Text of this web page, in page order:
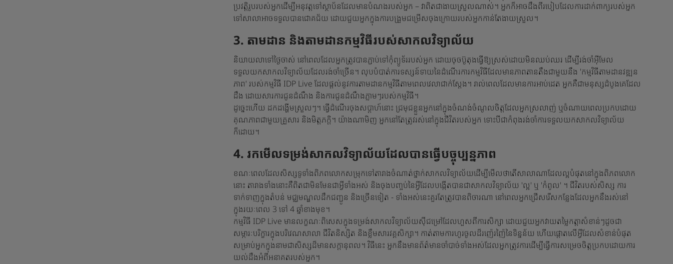
ប្រវត្តិរូប​របស់​អ្នក​ដើម្បី​អនុវត្ត​ទៅ​ស្ថាប័ន​ដែល​មាន​បំណង​របស់​អ្នក – វា​ពិត​ជា​ងាយ​ស្រួល​ណាស់។ អ្នកក៏អាចដឹងពីរបៀបដែលការដាក់ពាក្យរបស់អ្នក
ទៅសាលាអាចទទួលបានជោគជ័យ ដោយជួយអ្នកក្នុងការបង្រួមជម្រើសចុងក្រោយរបស់អ្នកកាន់តែងាយស្រួល។
3. តាមដាន និងតាមដានកម្មវិធីរបស់សាកលវិទ្យាល័យ
និយាយលាទៅថ្ងៃចាស់ នៅពេលដែលអ្នកត្រូវបានភ្ជាប់ទៅកុំព្យូទ័ររបស់អ្នក ដោយចុចប៊ូតុងធ្វើឱ្យស្រស់ដោយមិនឈប់ឈរ ដើម្បីរង់ចាំអ៊ីមែល
ទទួលយកសាកលវិទ្យាល័យដែលរង់ចាំច្រើន។ លុបបំបាត់ការទស្សន៍ទាយនៃដំណើរការកម្មវិធីដែលមានភាពតានតឹងជាមួយនឹង 'កម្មវិធីតាមដានវឌ្ឍន
ភាព' របស់កម្មវិធី IDP Live ដែលផ្តល់នូវការតាមដានកម្មវិធីតាមពេលវេលាជាក់ស្តែង។ រាល់ពេលដែលមានការអាប់ដេត អ្នកគឺជាមនុស្សដំបូងគេដែល
ដឹង ដោយសារការជូនដំណឹង និងការជូនដំណឹងភ្លាមៗរបស់កម្មវិធី។
ដូច្នេះ​ហើយ ដកដង្ហើម​ស្រួលៗ។ ធ្វើដំណើរចុងសប្តាហ៍នោះ ជ្រមុជខ្លួនអ្នកនៅក្នុងចំណង់ចំណូលចិត្តដែលអ្នកស្រលាញ់ ឬចំណាយពេលប្រកបដោយ
គុណភាពជាមួយគ្រួសារ និងមិត្តភក្តិ។ យ៉ាងណាមិញ អ្នកនៅតែត្រូវរស់នៅក្នុងជីវិតរបស់អ្នក ទោះបីជាកំពុងរង់ចាំការទទួលយកសាកលវិទ្យាល័យ
ក៏ដោយ។
4. រកមើលទម្រង់សាកលវិទ្យាល័យដែលបានធ្វើបច្ចុប្បន្នភាព
ខណៈពេលដែលសិស្សទូទាំងពិភពលោកសម្រុកទៅតារាងចំណាត់ថ្នាក់សាកលវិទ្យាល័យដើម្បីមើលថាតើសាលាណាដែលល្អបំផុតនៅក្នុងពិភពលោក
នោះ តារាងទាំងនោះគឺពិតជាមិនមែនជាអ្វីទាំងអស់ និងចុងបញ្ចប់នៃអ្វីដែលបង្កើតបានជាសាកលវិទ្យាល័យ 'ល្អ' ឬ 'កំពូល' ។ ជីវិតរបស់សិស្ស ការ
ទាក់ទាញក្នុងតំបន់ មជ្ឈមណ្ឌលដឹកជញ្ជូន និងច្រើនទៀត - ទាំងអស់នេះគួរតែត្រូវបានពិចារណា នៅពេលអ្នកជ្រើសរើសកន្លែងដែលអ្នកនឹងរស់នៅ
ក្នុងរយៈពេល 3 ទៅ 4 ឆ្នាំខាងមុខ។
កម្មវិធី IDP Live មានលក្ខណៈពិសេសក្នុងទម្រង់សាកលវិទ្យាល័យស៊ីជម្រៅដែលហួសពីការសិក្សា ដោយជួយអ្នកវាយតម្លៃកត្តាសំខាន់ៗដូចជា
សម្ភារៈបរិក្ខារក្នុងបរិវេណសាលា ជីវិតនិស្សិត និងខ្លឹមសារវគ្គសិក្សា។ កាត់​តាម​ការ​ហូរ​ចូល​ដ៏​រញ៉េរញ៉ៃ​នៃ​ទិន្នន័យ ហើយ​ផ្ដោត​លើ​អ្វី​ដែល​សំខាន់​បំផុត​
សម្រាប់​អ្នក​ក្នុង​នាម​ជា​សិស្ស​ដ៏​មាន​សក្ដានុពល។ វិធីនេះ អ្នកនឹងមានព័ត៌មានចាំបាច់ទាំងអស់ដែលអ្នកត្រូវការដើម្បីធ្វើការសម្រេចចិត្តប្រកបដោយការ
យល់ដឹងអំពីអនាគតរបស់អ្នក។